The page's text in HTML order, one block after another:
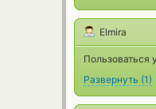
Elmira
Пользоваться
Развернуть (1)